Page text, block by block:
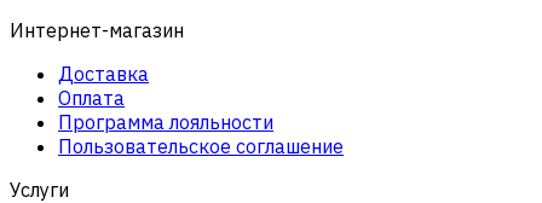
Интернет-магазин
Доставка
Оплата
Программа лояльности
Пользовательское соглашение
Услуги